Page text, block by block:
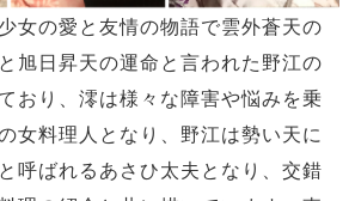
女の愛と友情の物語で雲外蒼天の
旭日昇天の運命と言われた野江の
おり、澪は様々な障害や悩みを乗
女料理人となり、野江は勢い天に
呼ばれるあさひ太夫となり、交錯